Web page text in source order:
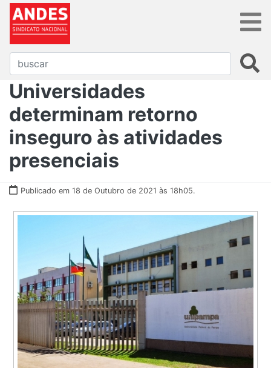
Universidades
determinam retorno
inseguro às atividades
presenciais
Publicado em 18 de Outubro de 2021 às 18h05.